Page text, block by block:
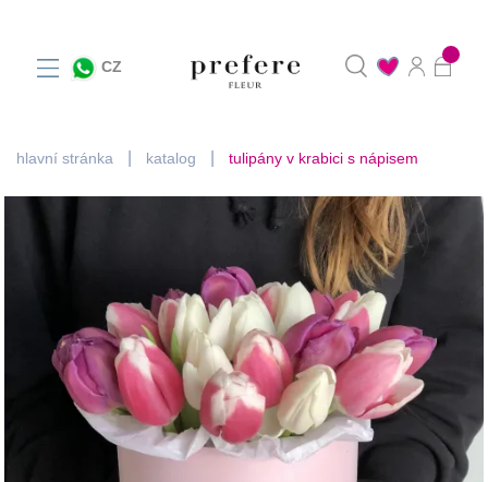
CZ
hlavní stránka katalog tulipány v krabici s nápisem